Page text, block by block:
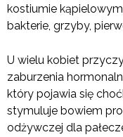
kostiumie
bakterie, grzyby,
U wielu kobiet
zaburzenia
który pojawia się
stymuluje bowiem
odżywczej dla